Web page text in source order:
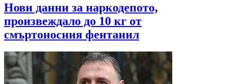
Нови данни за наркодепото,
произвеждало до 10 кг от
смъртоносния фентанил